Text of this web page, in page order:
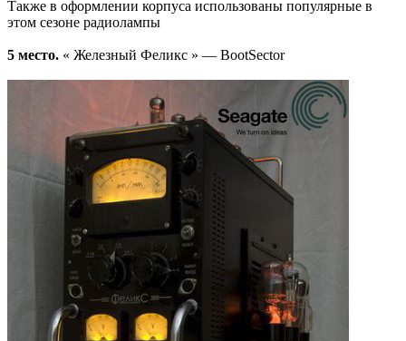
Также в оформлении корпуса использованы популярные в
этом сезоне радиолампы
5 место. « Железный Феликс » — BootSector